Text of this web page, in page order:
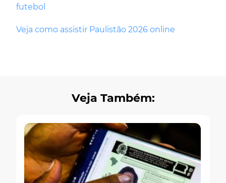
futebol
Veja como assistir Paulistão 2026 online
Veja Também: